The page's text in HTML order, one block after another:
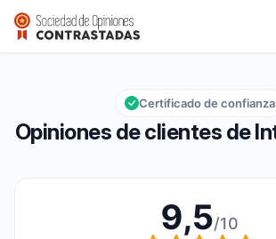
Intercash.Pro
Calificación global: 9,5 de 10
9,5/10
Opiniones de clientes de
Certificado de confianza
9,5/10